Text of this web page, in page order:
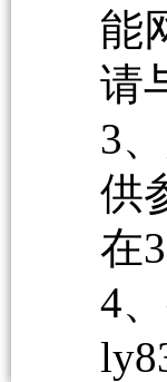
能
请
3
供
在
4